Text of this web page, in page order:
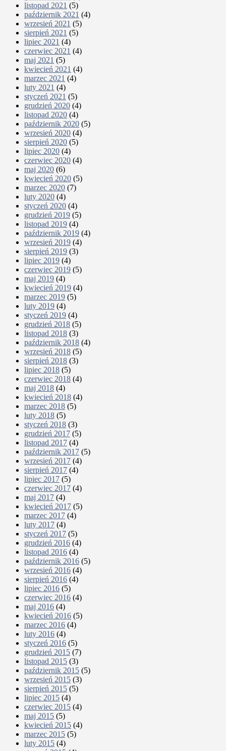
listopad 2021 (5)
październik 2021 (4)
wrzesień 2021 (5)
sierpień 2021 (5)
lipiec 2021 (4)
czerwiec 2021 (4)
maj 2021 (5)
kwiecień 2021 (4)
marzec 2021 (4)
luty 2021 (4)
styczeń 2021 (5)
grudzień 2020 (4)
listopad 2020 (4)
październik 2020 (5)
wrzesień 2020 (4)
sierpień 2020 (5)
lipiec 2020 (4)
czerwiec 2020 (4)
maj 2020 (6)
kwiecień 2020 (5)
marzec 2020 (7)
luty 2020 (4)
styczeń 2020 (4)
grudzień 2019 (5)
listopad 2019 (4)
październik 2019 (4)
wrzesień 2019 (4)
sierpień 2019 (3)
lipiec 2019 (4)
czerwiec 2019 (5)
maj 2019 (4)
kwiecień 2019 (4)
marzec 2019 (5)
luty 2019 (4)
styczeń 2019 (4)
grudzień 2018 (5)
listopad 2018 (3)
październik 2018 (4)
wrzesień 2018 (5)
sierpień 2018 (3)
lipiec 2018 (5)
czerwiec 2018 (4)
maj 2018 (4)
kwiecień 2018 (4)
marzec 2018 (5)
luty 2018 (5)
styczeń 2018 (3)
grudzień 2017 (5)
listopad 2017 (4)
październik 2017 (5)
wrzesień 2017 (4)
sierpień 2017 (4)
lipiec 2017 (5)
czerwiec 2017 (4)
maj 2017 (4)
kwiecień 2017 (5)
marzec 2017 (4)
luty 2017 (4)
styczeń 2017 (5)
grudzień 2016 (4)
listopad 2016 (4)
październik 2016 (5)
wrzesień 2016 (4)
sierpień 2016 (4)
lipiec 2016 (5)
czerwiec 2016 (4)
maj 2016 (4)
kwiecień 2016 (5)
marzec 2016 (4)
luty 2016 (4)
styczeń 2016 (5)
grudzień 2015 (7)
listopad 2015 (3)
październik 2015 (5)
wrzesień 2015 (3)
sierpień 2015 (5)
lipiec 2015 (4)
czerwiec 2015 (4)
maj 2015 (5)
kwiecień 2015 (4)
marzec 2015 (5)
luty 2015 (4)